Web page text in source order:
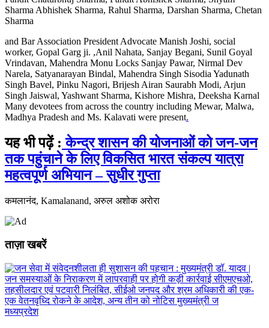
Sharma Abhishek Sharma, Rahul Sharma, Darshan Sharma, Chetan
Sharma
and Bar Association President Advocate Manish Joshi, social
worker, Gopal Garg ji. ,Anil Nahata, Sanjay Begani, Sunil Goyal
Vrindavan, Mahendra Monu Locks Sanjay Pawar, Nirmal Dev
Narela, Satyanarayan Bindal, Mahendra Singh Sisodia Yadunath
Singh Bavel, Pinku Nagori, Brijesh Airan Saurabh Modi, Arjun
Singh Jaiswal, Yashwant Sharma, Kishore Mishra, Deeksha Karnal
Many devotees from across the country including Mewar, Malwa,
Madhya Pradesh and Ms. Kalavati were present.
यह भी पढ़ें : केन्द्र शासन की योजनाओं को जन-जन
तक पहुंचाने के लिए विकसित भारत संकल्प यात्रा
महत्वपूर्ण अभियान – सुधीर गुप्ता
कमलानंद, Kamalanand, अरुल अशोक अरोरा
ताज़ा खबरें
मध्यप्रदेश